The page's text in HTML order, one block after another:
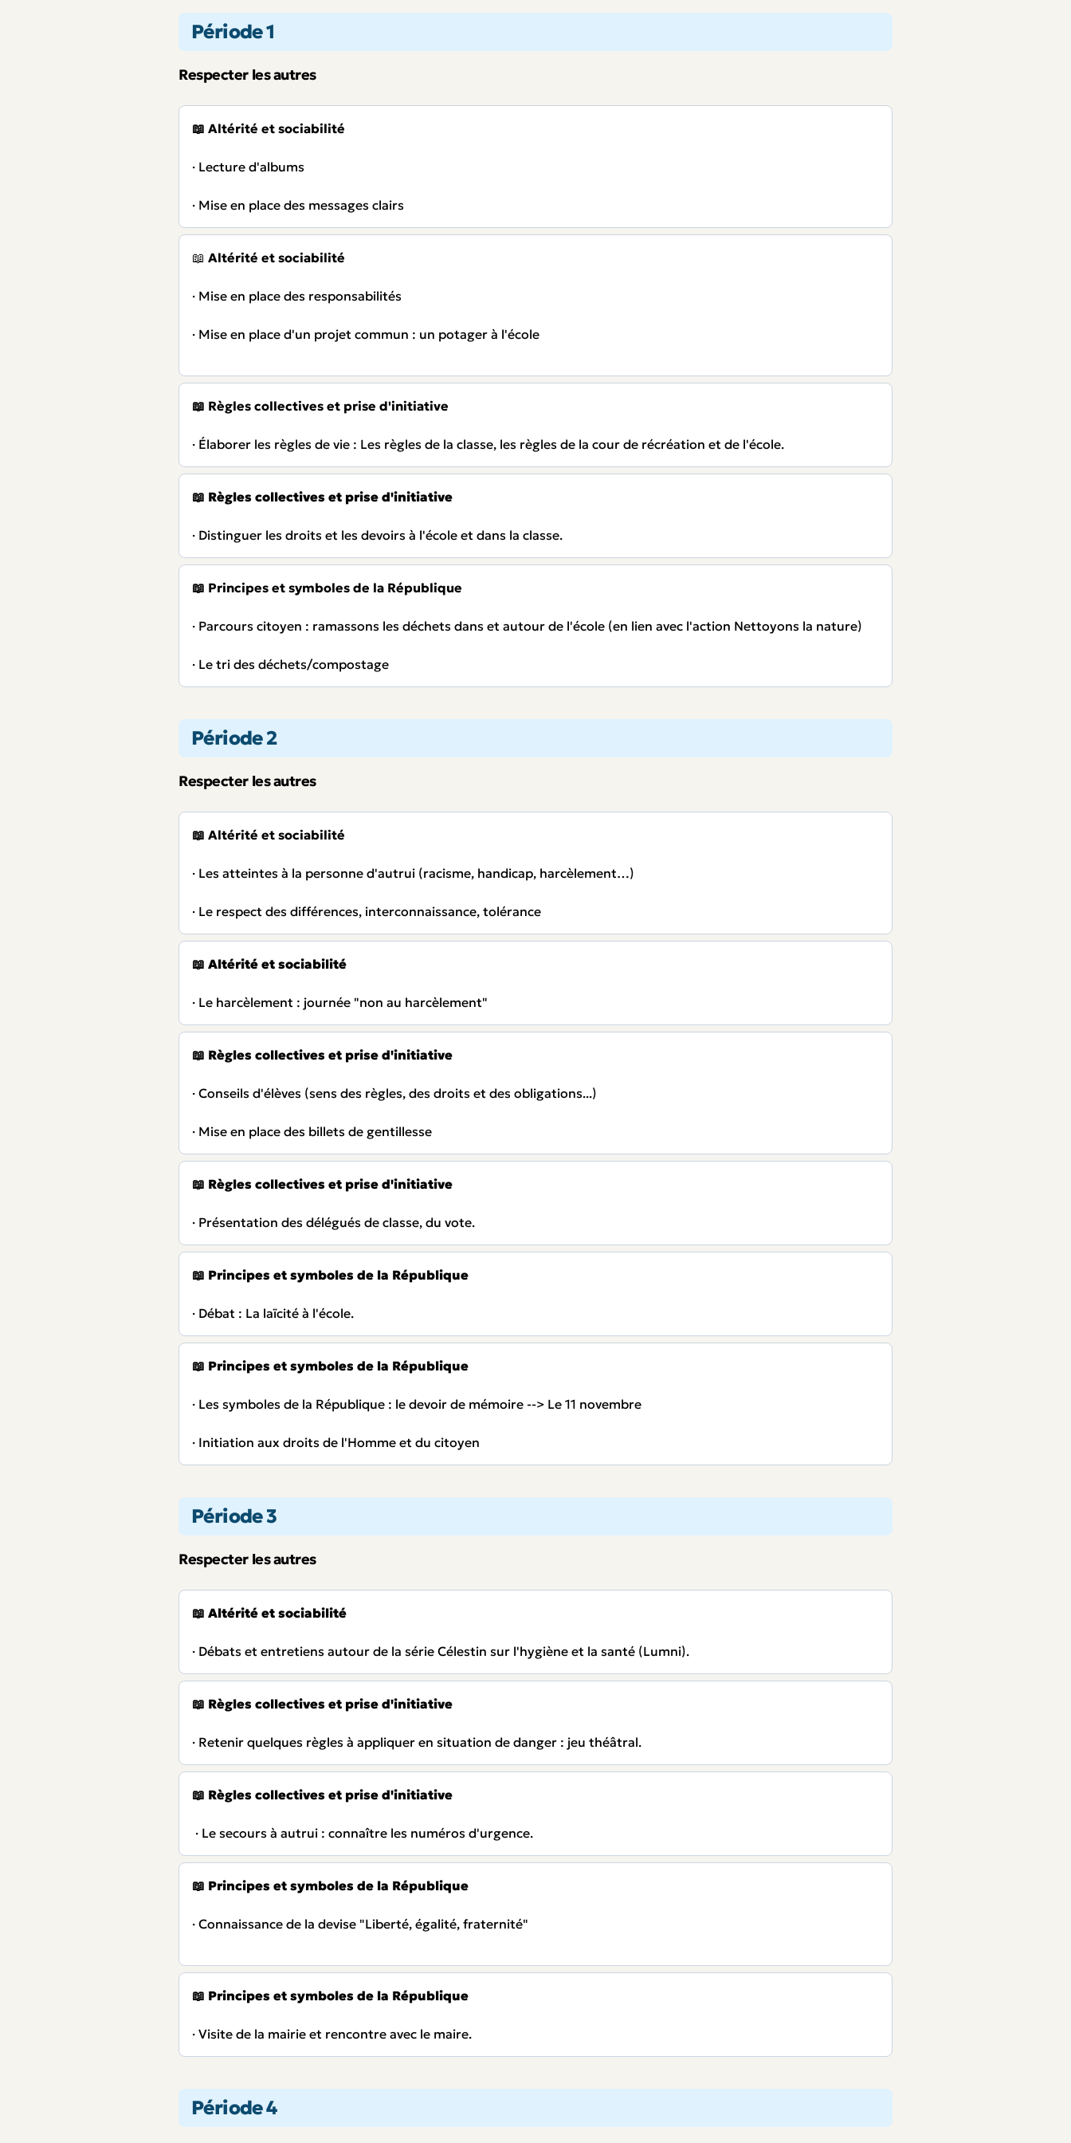
Période 1
Respecter les autres
📖 Altérité et sociabilité
· Lecture d'albums
· Mise en place des messages clairs
📖 Altérité et sociabilité
· Mise en place des responsabilités
· Mise en place d'un projet commun : un potager à l'école
📖 Règles collectives et prise d'initiative
· Élaborer les règles de vie : Les règles de la classe, les règles de la cour de récréation et de l'école.
📖 Règles collectives et prise d'initiative
· Distinguer les droits et les devoirs à l'école et dans la classe.
📖 Principes et symboles de la République
· Parcours citoyen : ramassons les déchets dans et autour de l'école (en lien avec l'action Nettoyons la nature)
· Le tri des déchets/compostage
Période 2
Respecter les autres
📖 Altérité et sociabilité
· Les atteintes à la personne d'autrui (racisme, handicap, harcèlement…)
· Le respect des différences, interconnaissance, tolérance
📖 Altérité et sociabilité
· Le harcèlement : journée "non au harcèlement"
📖 Règles collectives et prise d'initiative
· Conseils d'élèves (sens des règles, des droits et des obligations...)
· Mise en place des billets de gentillesse
📖 Règles collectives et prise d'initiative
· Présentation des délégués de classe, du vote.
📖 Principes et symboles de la République
· Débat : La laïcité à l'école.
📖 Principes et symboles de la République
· Les symboles de la République : le devoir de mémoire --> Le 11 novembre
· Initiation aux droits de l'Homme et du citoyen
Période 3
Respecter les autres
📖 Altérité et sociabilité
· Débats et entretiens autour de la série Célestin sur l'hygiène et la santé (Lumni).
📖 Règles collectives et prise d'initiative
· Retenir quelques règles à appliquer en situation de danger : jeu théâtral.
📖 Règles collectives et prise d'initiative
· Le secours à autrui : connaître les numéros d'urgence.
📖 Principes et symboles de la République
· Connaissance de la devise "Liberté, égalité, fraternité"
📖 Principes et symboles de la République
· Visite de la mairie et rencontre avec le maire.
Période 4